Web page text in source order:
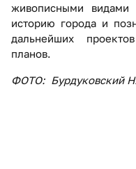
живописными видами
историю города и
дальнейших
планов.
ФОТО: Бурдуковский